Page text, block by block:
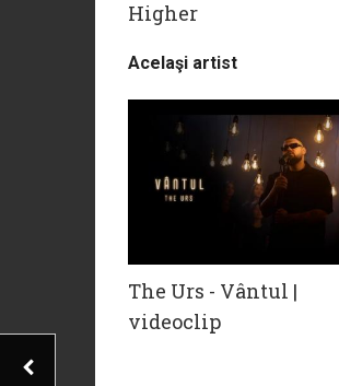
Higher
Acelaşi artist
The Urs - Vântul |
videoclip